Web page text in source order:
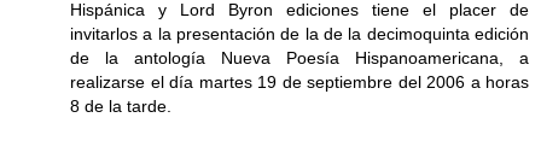
Hispánica y Lord Byron ediciones tiene el placer de
invitarlos a la presentación de la de la decimoquinta edición
de la antología Nueva Poesía Hispanoamericana, a
realizarse el día martes 19 de septiembre del 2006 a horas
8 de la tarde.